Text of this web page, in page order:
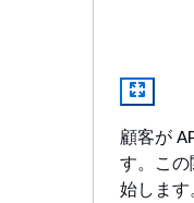
顧客が
す。こ
始しま